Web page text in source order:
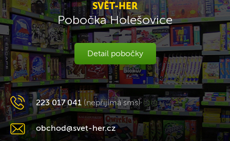
SVĚT-HER
Pobočka Holešovice
Detail pobočky
223 017 041 (nepřijímá sms)
obchod@svet-her.cz